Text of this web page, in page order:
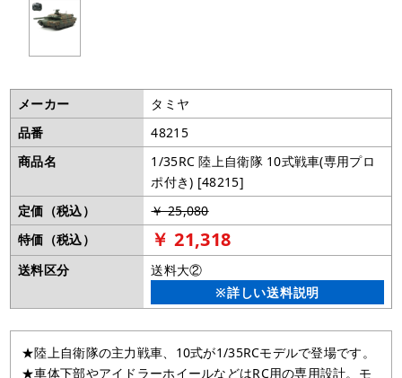
メーカー
タミヤ
品番
48215
商品名
1/35RC 陸上自衛隊 10式戦車(専用プロ
ポ付き) [48215]
定価（税込）
￥ 25,080
特価（税込）
￥ 21,318
送料区分
送料大②
※詳しい送料説明
★陸上自衛隊の主力戦車、10式が1/35RCモデルで登場です。
★車体下部やアイドラーホイールなどはRC用の専用設計。モ